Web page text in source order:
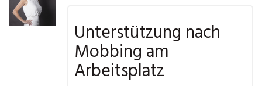
Unterstützung nach
Mobbing am
Arbeitsplatz